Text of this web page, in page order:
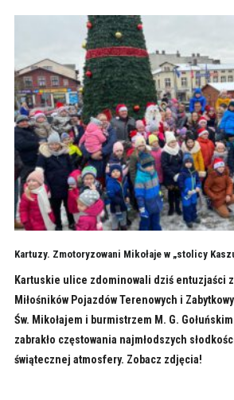
Kartuzy. Zmotoryzowani Mikołaje w „stolicy
Kartuskie ulice zdominowali dziś entuzjaści
Miłośników Pojazdów Terenowych i
Św. Mikołajem i burmistrzem M. G.
zabrakło częstowania najmłodszych
świątecznej atmosfery. Zobacz zdjęcia!